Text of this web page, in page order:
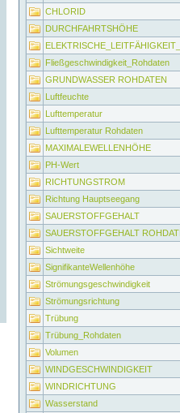
CHLORID
DURCHFAHRTSHÖHE
Fließgeschwindigkeit_Rohdaten
GRUNDWASSER ROHDATEN
Luftfeuchte
Lufttemperatur
Lufttemperatur Rohdaten
MAXIMALEWELLENHÖHE
PH-Wert
RICHTUNGSTROM
Richtung Hauptseegang
SAUERSTOFFGEHALT
SAUERSTOFFGEHALT
Sichtweite
SignifikanteWellenhöhe
Strömungsgeschwindigkeit
Strömungsrichtung
Trübung
Trübung_Rohdaten
Volumen
WINDGESCHWINDIGKEIT
WINDRICHTUNG
Wasserstand